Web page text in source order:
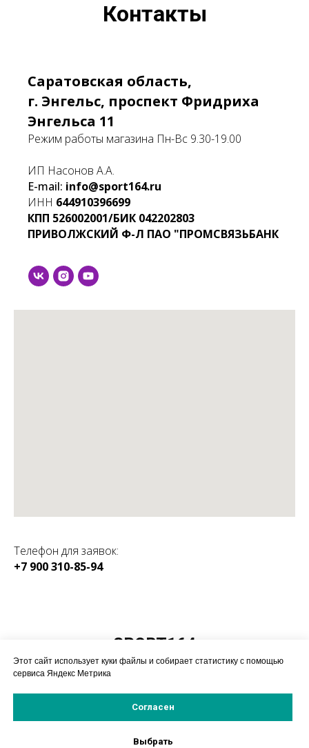
Этот сайт использует куки файлы и собирает статистику с помощью
сервиса Яндекс Метрика
Согласен
Выбрать
Контакты
Саратовская область,
г. Энгельс, проспект Фридриха
Энгельса 11
Режим работы магазина Пн-Вс 9.30-19.00
ИП Насонов А.А.
E-mail: info@sport164.ru
ИНН 644910396699
КПП 526002001/БИК 042202803
ПРИВОЛЖСКИЙ Ф-Л ПАО "ПРОМСВЯЗЬБАНК
Телефон для заявок:
+7 900 310-85-94
SPORT164
Магазин спортивного
оборудования
Политика конфиденицальности